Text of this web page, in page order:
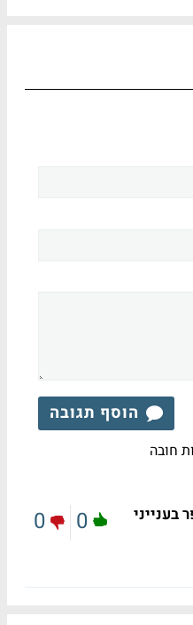
הוסף תגובה
חובה
בענייני
0
0